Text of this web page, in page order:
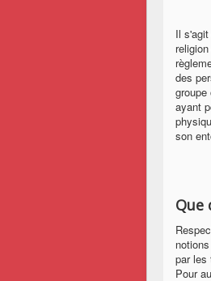
Il
des
ayant
son
Que
par les
Pour